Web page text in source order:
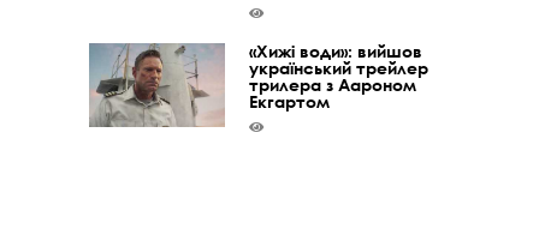
«Хижі води»: вийшов
український трейлер
трилера з Аароном
Екгартом